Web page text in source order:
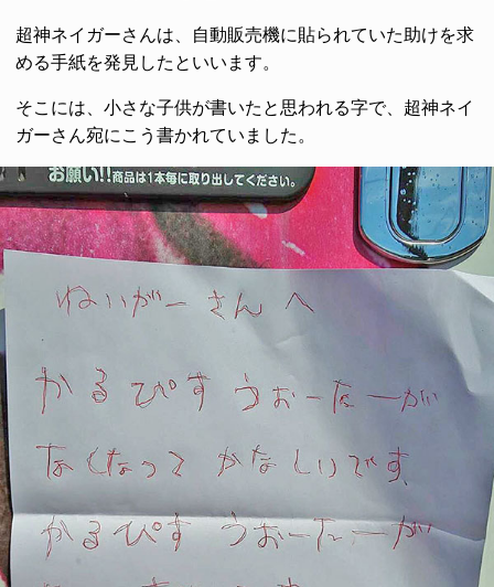
超神ネイガーさんは、自動販売機に貼られていた助けを求
める手紙を発見したといいます。
そこには、小さな子供が書いたと思われる字で、超神ネイ
ガーさん宛にこう書かれていました。